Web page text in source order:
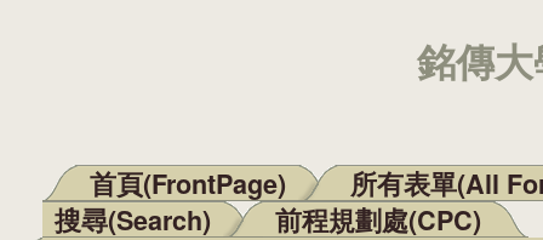
銘傳
主選單
首頁(FrontPage)
所有表單(All
搜尋(Search)
前程規劃處(CPC)